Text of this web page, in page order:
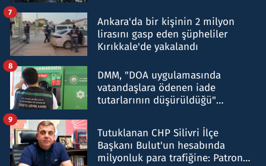
Ankara'da bir kişinin 2 milyon
lirasını gasp eden şüpheliler
Kırıkkale'de yakalandı
7
DMM, "DOA uygulamasında
vatandaşlara ödenen iade
tutarlarının düşürüldüğü"
8
Tutuklanan CHP Silivri İlçe
Başkanı Bulut'un hesabında
milyonluk para trafiğine: Patron
9